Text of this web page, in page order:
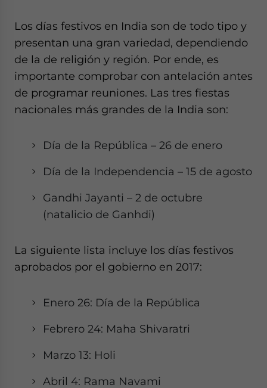
Los días festivos en India son de todo tipo y
presentan una gran variedad, dependiendo
de la de religión y región. Por ende, es
importante comprobar con antelación antes
de programar reuniones. Las tres fiestas
nacionales más grandes de la India son:
Día de la República – 26 de enero
Día de la Independencia – 15 de agosto
Gandhi Jayanti – 2 de octubre
(natalicio de Ganhdi)
La siguiente lista incluye los días festivos
aprobados por el gobierno en 2017:
Enero 26: Día de la República
Febrero 24: Maha Shivaratri
Marzo 13: Holi
Abril 4: Rama Navami